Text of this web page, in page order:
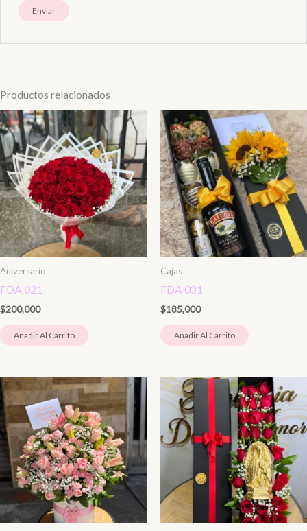
Productos relacionados
Aniversario
FDA 021
$200,000
Añadir Al Carrito
Cajas
FDA 031
$185,000
Añadir Al Carrito